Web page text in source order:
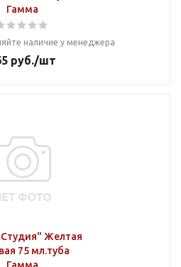
Гамма
наличие у менеджера
руб./шт
Желтая
75 мл.туба